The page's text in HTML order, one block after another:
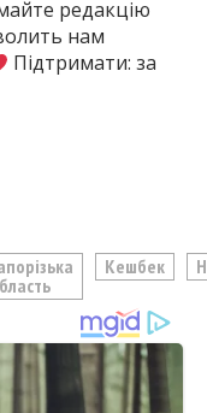
редакцію
нам
Підтримати: за
Кешбек